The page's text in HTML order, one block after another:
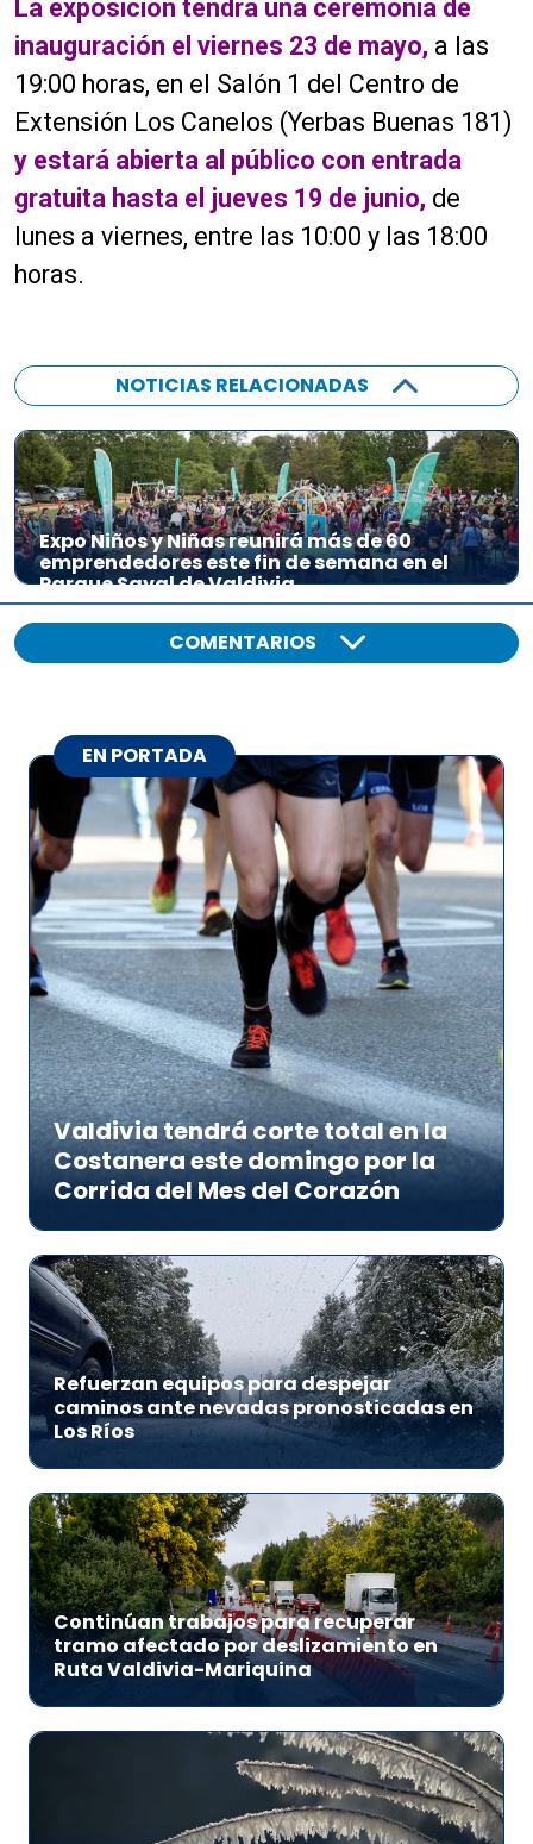
La exposición tendrá una ceremonia de
inauguración el viernes 23 de mayo, a las
19:00 horas, en el Salón 1 del Centro de
Extensión Los Canelos (Yerbas Buenas 181)
y estará abierta al público con entrada
gratuita hasta el jueves 19 de junio, de
lunes a viernes, entre las 10:00 y las 18:00
horas.
NOTICIAS RELACIONADAS
Expo Niños y Niñas reunirá más de 60
emprendedores este fin de semana en el
Parque Saval de Valdivia
COMENTARIOS
EN PORTADA
Valdivia tendrá corte total en la
Costanera este domingo por la
Corrida del Mes del Corazón
Refuerzan equipos para despejar
caminos ante nevadas pronosticadas en
Los Ríos
Continúan trabajos para recuperar
tramo afectado por deslizamiento en
Ruta Valdivia-Mariquina